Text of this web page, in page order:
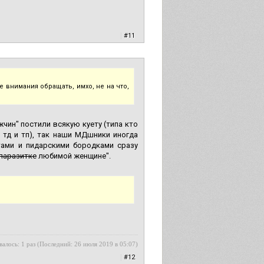
#11
внимания обращать, имхо, не на что,
постили всякую куету (типа кто
тд и тп), так наши МДшники иногда
и пидарскими бородками сразу
любимой женщине".
1 раз (Последний: 26 июля 2019 в 05:07)
#12